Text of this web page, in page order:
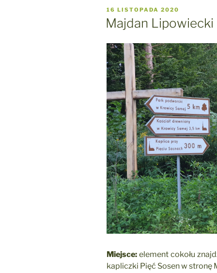
OPUBLIKOWANE
W
16 LISTOPADA 2020
Majdan Lipowiecki
Miejsce: element cokołu
kapliczki Pięć Sosen w